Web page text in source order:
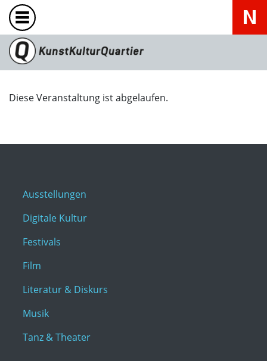
Diese Veranstaltung ist abgelaufen.
Ausstellungen
Digitale Kultur
Festivals
Film
Literatur & Diskurs
Musik
Tanz & Theater